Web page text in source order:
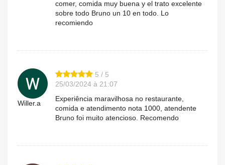
comer, comida muy buena y el trato excelente
sobre todo Bruno un 10 en todo. Lo
recomiendo
Willer.a
5 / 5
25/03/2024 à 21:07
Experiência maravilhosa no restaurante,
comida e atendimento nota 1000, atendente
Bruno foi muito atencioso. Recomendo